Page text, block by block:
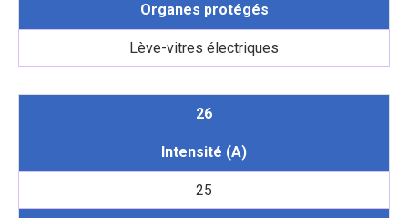
Organes protégés
Lève-vitres électriques
26
Intensité (A)
25